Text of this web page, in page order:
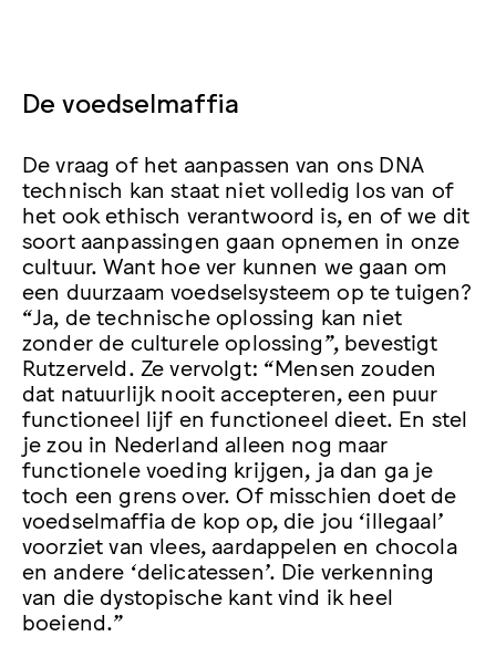
De voedselmaffia
De vraag of het aanpassen van ons DNA
technisch kan staat niet volledig los van of
het ook ethisch verantwoord is, en of we dit
soort aanpassingen gaan opnemen in onze
cultuur. Want hoe ver kunnen we gaan om
een duurzaam voedselsysteem op te tuigen?
“Ja, de technische oplossing kan niet
zonder de culturele oplossing”, bevestigt
Rutzerveld. Ze vervolgt: “Mensen zouden
dat natuurlijk nooit accepteren, een puur
functioneel lijf en functioneel dieet. En stel
je zou in Nederland alleen nog maar
functionele voeding krijgen, ja dan ga je
toch een grens over. Of misschien doet de
voedselmaffia de kop op, die jou ‘illegaal’
voorziet van vlees, aardappelen en chocola
en andere ‘delicatessen’. Die verkenning
van die dystopische kant vind ik heel
boeiend.”